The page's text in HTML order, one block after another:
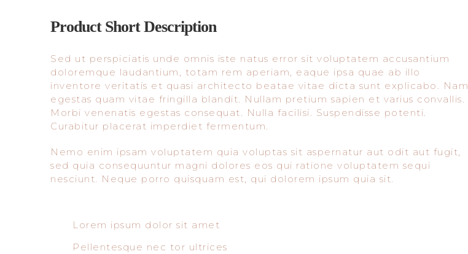
Product Short Description
Sed ut perspiciatis unde omnis iste natus error sit voluptatem accusantium
doloremque laudantium, totam rem aperiam, eaque ipsa quae ab illo
inventore veritatis et quasi architecto beatae vitae dicta sunt explicabo. Nam
egestas quam vitae fringilla blandit. Nullam pretium sapien et varius convallis.
Morbi venenatis egestas consequat. Nulla facilisi. Suspendisse potenti.
Curabitur placerat imperdiet fermentum.
Nemo enim ipsam voluptatem quia voluptas sit aspernatur aut odit aut fugit,
sed quia consequuntur magni dolores eos qui ratione voluptatem sequi
nesciunt. Neque porro quisquam est, qui dolorem ipsum quia sit.
Lorem ipsum dolor sit amet
Pellentesque nec tor ultrices